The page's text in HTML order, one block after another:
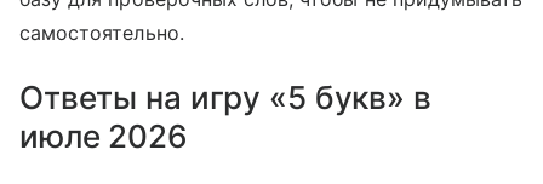
самостоятельно.
Ответы на игру «5 букв» в
июле 2026